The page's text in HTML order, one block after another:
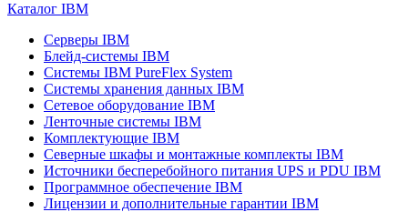
Каталог IBM
Серверы IBM
Блейд-системы IBM
Системы IBM PureFlex System
Системы хранения данных IBM
Сетевое оборудование IBM
Ленточные системы IBM
Комплектующие IBM
Северные шкафы и монтажные комплекты IBM
Источники бесперебойного питания UPS и PDU IBM
Программное обеспечение IBM
Лицензии и дополнительные гарантии IBM